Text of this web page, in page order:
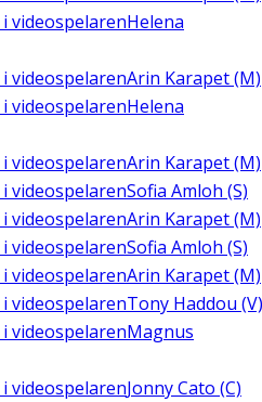
i videospelarenHelena
i videospelarenArin Karapet (M)
i videospelarenHelena
i videospelarenArin Karapet (M)
i videospelarenSofia Amloh (S)
i videospelarenArin Karapet (M)
i videospelarenSofia Amloh (S)
i videospelarenArin Karapet (M)
i videospelarenTony Haddou (V)
i videospelarenMagnus
i videospelarenJonny Cato (C)